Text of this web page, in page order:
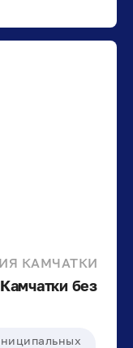
КАМЧАТКИ
без